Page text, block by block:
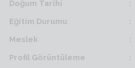
Doğum Tarihi
Eğitim Durumu
Meslek
Profil Görüntüleme